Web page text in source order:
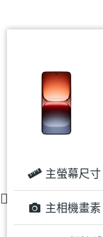
主螢幕尺寸
主相機畫素